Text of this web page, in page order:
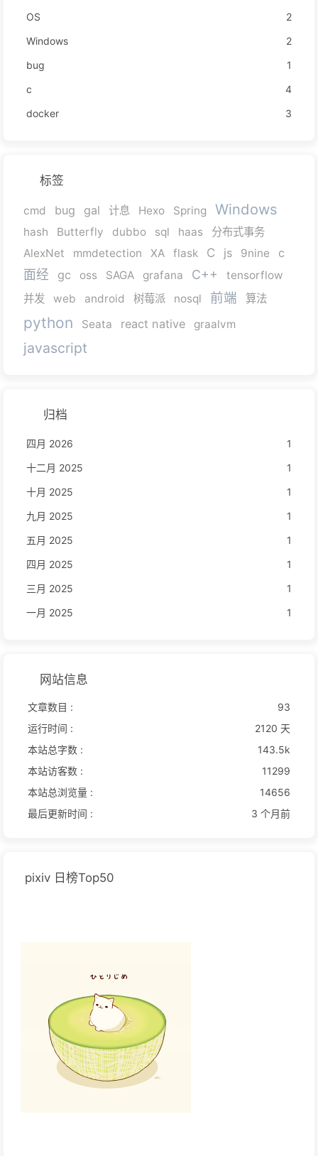
OS
2
Windows
2
bug
1
c
4
docker
3
标签
cmd bug gal 计息 Hexo Spring Windows
hash Butterfly dubbo sql haas
分布式事务
AlexNet
mmdetection XA flask C js 9nine c
面经 gc oss SAGA grafana C++
tensorflow
并发
web android 树莓派 nosql 前端 算法
python Seata react native graalvm
javascript
归档
四月 2026
1
十二月 2025
1
十月 2025
1
九月 2025
1
五月 2025
1
四月 2025
1
三月 2025
1
一月 2025
1
网站信息
文章数目 :
93
运行时间 :
2120 天
本站总字数 :
143.5k
本站访客数 :
11299
本站总浏览量 :
14656
最后更新时间 :
3 个月前
pixiv 日榜Top50